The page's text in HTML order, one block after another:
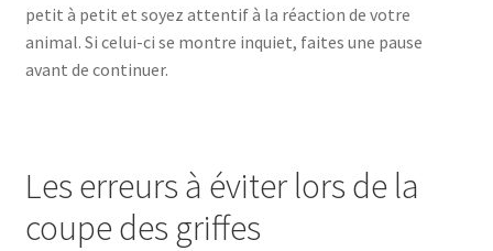
petit à petit et soyez attentif à la réaction de votre
animal. Si celui-ci se montre inquiet, faites une pause
avant de continuer.
Les erreurs à éviter lors de la
coupe des griffes